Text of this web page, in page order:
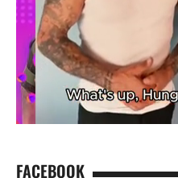
FACEBOOK